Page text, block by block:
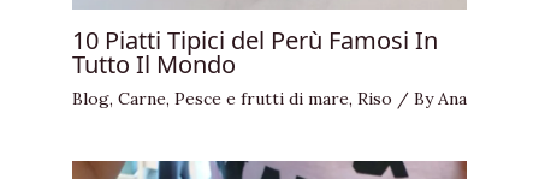
10 Piatti Tipici del Perù Famosi In
Tutto Il Mondo
Blog, Carne, Pesce e frutti di mare, Riso / ByAna